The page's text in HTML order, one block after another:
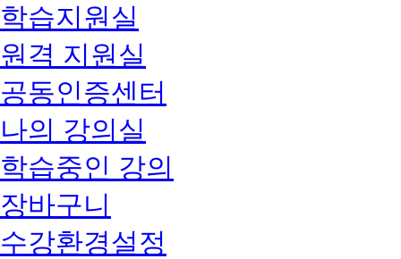
학습지원실
원격 지원실
공동인증센터
나의 강의실
학습중인 강의
장바구니
수강환경설정